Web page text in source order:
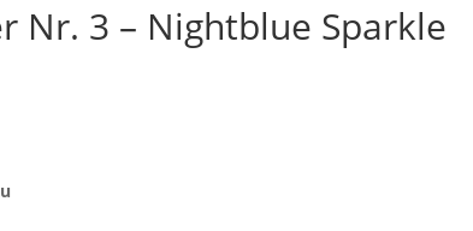
Nr. 3 – Nightblue Sparkle